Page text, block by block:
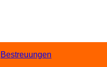
Bestreuungen